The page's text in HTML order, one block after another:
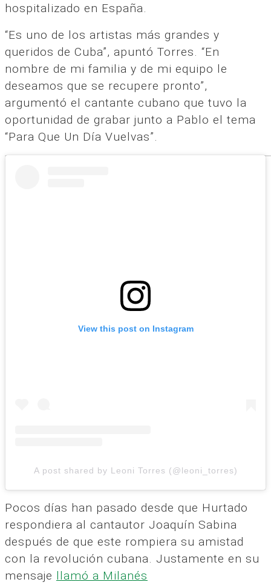
hospitalizado en España.
“Es uno de los artistas más grandes y
queridos de Cuba”, apuntó Torres. “En
nombre de mi familia y de mi equipo le
deseamos que se recupere pronto”,
argumentó el cantante cubano que tuvo la
oportunidad de grabar junto a Pablo el tema
“Para Que Un Día Vuelvas”.
View this post on Instagram
A post shared by Leoni Torres (@leoni_torres)
Pocos días han pasado desde que Hurtado
respondiera al cantautor Joaquín Sabina
después de que este rompiera su amistad
con la revolución cubana. Justamente en su
mensaje llamó a Milanés